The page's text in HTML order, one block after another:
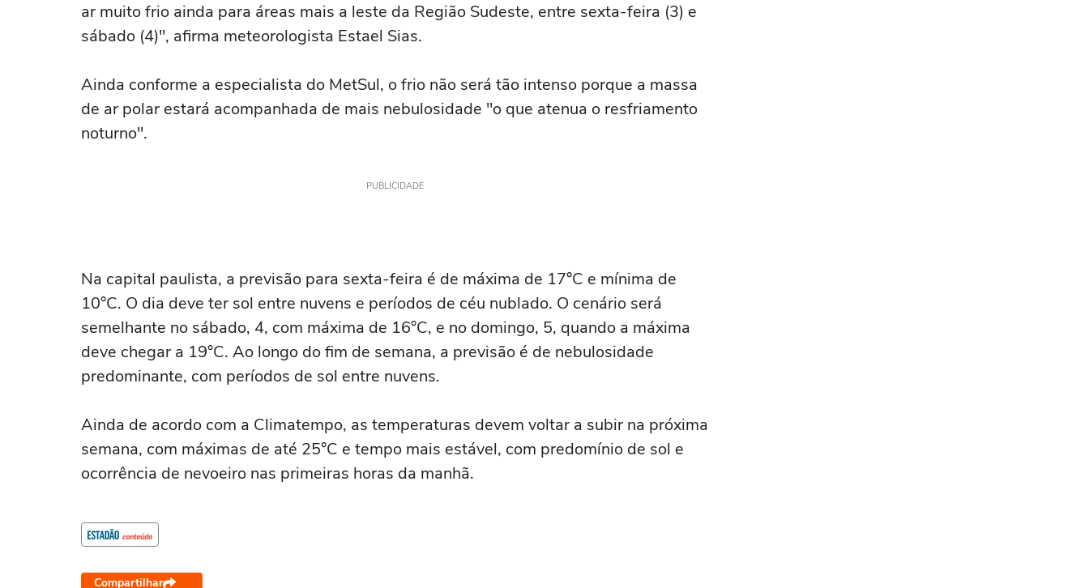
ar muito frio ainda para áreas mais a leste da Região Sudeste, entre sexta-feira (3) e
sábado (4)", afirma meteorologista Estael Sias.
Ainda conforme a especialista do MetSul, o frio não será tão intenso porque a massa
de ar polar estará acompanhada de mais nebulosidade "o que atenua o resfriamento
noturno".
PUBLICIDADE
Na capital paulista, a previsão para sexta-feira é de máxima de 17°C e mínima de
10°C. O dia deve ter sol entre nuvens e períodos de céu nublado. O cenário será
semelhante no sábado, 4, com máxima de 16°C, e no domingo, 5, quando a máxima
deve chegar a 19°C. Ao longo do fim de semana, a previsão é de nebulosidade
predominante, com períodos de sol entre nuvens.
Ainda de acordo com a Climatempo, as temperaturas devem voltar a subir na próxima
semana, com máximas de até 25°C e tempo mais estável, com predomínio de sol e
ocorrência de nevoeiro nas primeiras horas da manhã.
Compartilhar